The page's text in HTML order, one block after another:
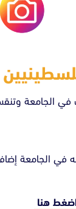
في الجامعة
الثانوية عن 75% حتى يتم
هنا